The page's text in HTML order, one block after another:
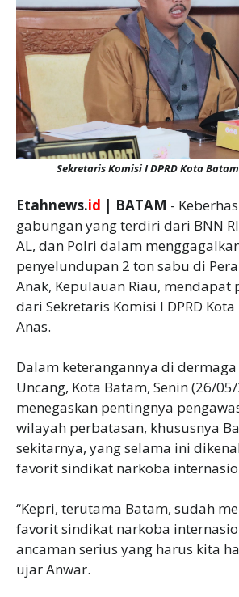
Sekretaris Komisi I DPRD Kota
Etahnews.id | BATAM -
gabungan yang terdiri dari BNN
AL, dan Polri dalam
penyelundupan 2 ton sabu di
Anak, Kepulauan Riau, mendapat
dari Sekretaris Komisi I DPRD
Anas.
Dalam keterangannya di
Uncang, Kota Batam, Senin (26/
menegaskan pentingnya
wilayah perbatasan, khususnya
sekitarnya, yang selama ini
favorit sindikat narkoba
“Kepri, terutama Batam, sudah
favorit sindikat narkoba
ancaman serius yang harus kita
ujar Anwar.